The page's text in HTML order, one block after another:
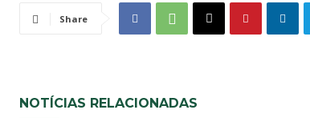
Share
NOTÍCIAS RELACIONADAS